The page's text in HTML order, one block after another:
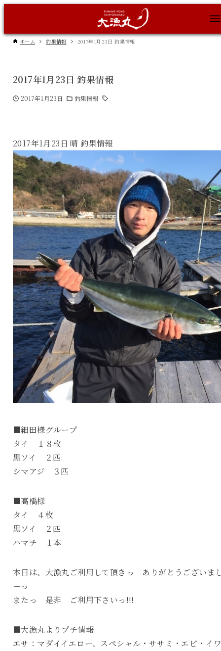
ホーム 釣果情報 2017年1月23日 釣果情報
2017年1月23日 釣果情報
2017年1月23日 釣果情報
2017年1月23日 晴 釣果情報
■細田様グループ
タイ １８枚
黒ソイ ２匹
シマアジ ３匹
■高橋様
タイ ４枚
黒ソイ ２匹
ハマチ １本
本日は、大漁丸ご利用して頂きっ ありがとうございま
ーっ
またっ 是非 ご利用下さいっ!!!
■大漁丸よりプチ情報
エサ：マダイイエロー、スペシャル・ササミ・エビ・イ